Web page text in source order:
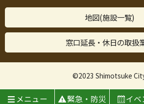
地図(施設一覧)
窓口延長・休日の取扱
©2023 Shimotsuke
メニュー 緊急・防災 イベ